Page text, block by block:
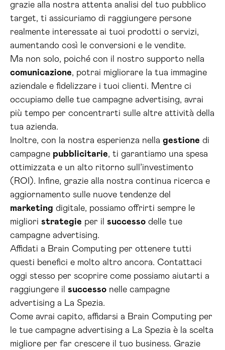
grazie alla nostra attenta analisi del tuo pubblico
target, ti assicuriamo di raggiungere persone
realmente interessate ai tuoi prodotti o servizi,
aumentando così le conversioni e le vendite.
Ma non solo, poiché con il nostro supporto nella
comunicazione, potrai migliorare la tua immagine
aziendale e fidelizzare i tuoi clienti. Mentre ci
occupiamo delle tue campagne advertising, avrai
più tempo per concentrarti sulle altre attività della
tua azienda.
Inoltre, con la nostra esperienza nella gestione di
campagne pubblicitarie, ti garantiamo una spesa
ottimizzata e un alto ritorno sull’investimento
(ROI). Infine, grazie alla nostra continua ricerca e
aggiornamento sulle nuove tendenze del
marketing digitale, possiamo offrirti sempre le
migliori strategie per il successo delle tue
campagne advertising.
Affidati a Brain Computing per ottenere tutti
questi benefici e molto altro ancora. Contattaci
oggi stesso per scoprire come possiamo aiutarti a
raggiungere il successo nelle campagne
advertising a La Spezia.
Come avrai capito, affidarsi a Brain Computing per
le tue campagne advertising a La Spezia è la scelta
migliore per far crescere il tuo business. Grazie